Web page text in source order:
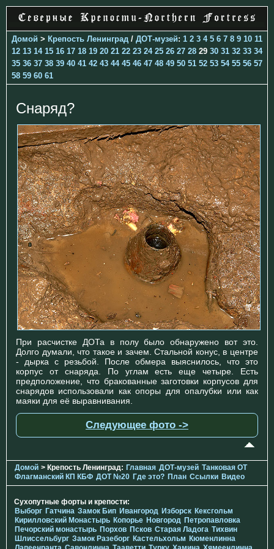
Домой > Крепость Ленинград / ДОТ-музей: 1 2 3 4 5 6 7 8 9 10 11
12 13 14 15 16 17 18 19 20 21 22 23 24 25 26 27 28 29 30 31 32 33 34
35 36 37 38 39 40 41 42 43 44 45 46 47 48 49 50 51 52 53 54 55 56 57
58 59 60 61
Снаряд?
При расчистке ДОТа в полу было обнаружено вот это.
Долго думали, что такое и зачем. Стальной конус, в центре
- дырка с резьбой. После обмера выяснилось, что это
корпус от снаряда. По углам есть еще четыре. Есть
предположение, что бракованные заготовки корпусов для
снарядов использовали как опоры для опалубки или как
маяки для её выравнивания.
Следующее фото ->
Домой > Крепость Ленинград: Главная ДОТ-музей Танковая ОТ
Флагманский КП КБФ ДОТ №20 Где это? План Ссылки Видео
Сухопутные форты и крепости:
Выборг Гатчина Замок Бип Ивангород Изборск Кексгольм
Кирилловский Монастырь Копорье Новгород Петропавловка
Печорcкий монастырь Порхов Псков Старая Ладога Тихвин
Шлиссельбург Замок Разеборг Кастельхольм Кюменлинна